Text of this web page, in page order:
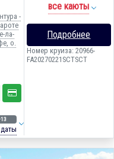
-
ла-
о.
все каюты
Подробнее
Номер круиза: 20966-
FA20270221SCTSCT